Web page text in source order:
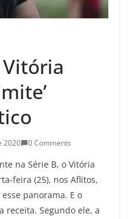
2020 0 Comments
na Série B, o Vitória
feira (25), nos Aflitos,
panorama. E o
receita. Segundo ele, a